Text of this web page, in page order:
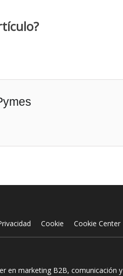
Cookie Cookie Center
en marketing B2B, comunicación